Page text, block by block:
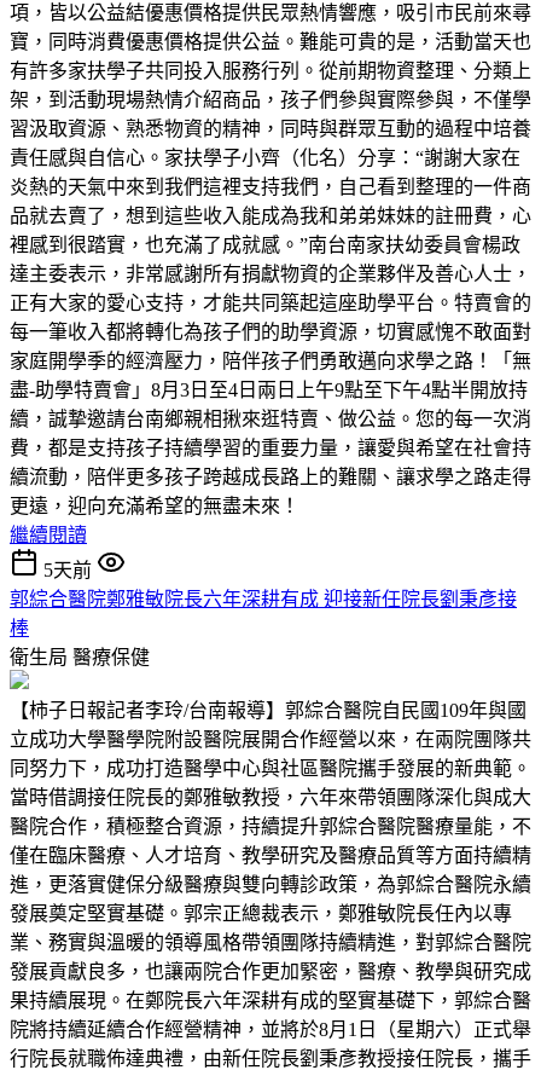
項，皆以公益結優惠價格提供民眾熱情響應，吸引市民前來尋
寶，同時消費優惠價格提供公益。難能可貴的是，活動當天也
有許多家扶學子共同投入服務行列。從前期物資整理、分類上
架，到活動現場熱情介紹商品，孩子們參與實際參與，不僅學
習汲取資源、熟悉物資的精神，同時與群眾互動的過程中培養
責任感與自信心。家扶學子小齊（化名）分享：“謝謝大家在
炎熱的天氣中來到我們這裡支持我們，自己看到整理的一件商
品就去賣了，想到這些收入能成為我和弟弟妹妹的註冊費，心
裡感到很踏實，也充滿了成就感。”南台南家扶幼委員會楊政
達主委表示，非常感謝所有捐獻物資的企業夥伴及善心人士，
正有大家的愛心支持，才能共同築起這座助學平台。特賣會的
每一筆收入都將轉化為孩子們的助學資源，切實感愧不敢面對
家庭開學季的經濟壓力，陪伴孩子們勇敢邁向求學之路！「無
盡-助學特賣會」8月3日至4日兩日上午9點至下午4點半開放持
續，誠摯邀請台南鄉親相揪來逛特賣、做公益。您的每一次消
費，都是支持孩子持續學習的重要力量，讓愛與希望在社會持
續流動，陪伴更多孩子跨越成長路上的難關、讓求學之路走得
更遠，迎向充滿希望的無盡未來！
繼續閱讀
5天前
郭綜合醫院鄭雅敏院長六年深耕有成 迎接新任院長劉秉彥接
棒
衛生局 醫療保健
【柿子日報記者李玲/台南報導】郭綜合醫院自民國109年與國
立成功大學醫學院附設醫院展開合作經營以來，在兩院團隊共
同努力下，成功打造醫學中心與社區醫院攜手發展的新典範。
當時借調接任院長的鄭雅敏教授，六年來帶領團隊深化與成大
醫院合作，積極整合資源，持續提升郭綜合醫院醫療量能，不
僅在臨床醫療、人才培育、教學研究及醫療品質等方面持續精
進，更落實健保分級醫療與雙向轉診政策，為郭綜合醫院永續
發展奠定堅實基礎。郭宗正總裁表示，鄭雅敏院長任內以專
業、務實與溫暖的領導風格帶領團隊持續精進，對郭綜合醫院
發展貢獻良多，也讓兩院合作更加緊密，醫療、教學與研究成
果持續展現。在鄭院長六年深耕有成的堅實基礎下，郭綜合醫
院將持續延續合作經營精神，並將於8月1日（星期六）正式舉
行院長就職佈達典禮，由新任院長劉秉彥教授接任院長，攜手